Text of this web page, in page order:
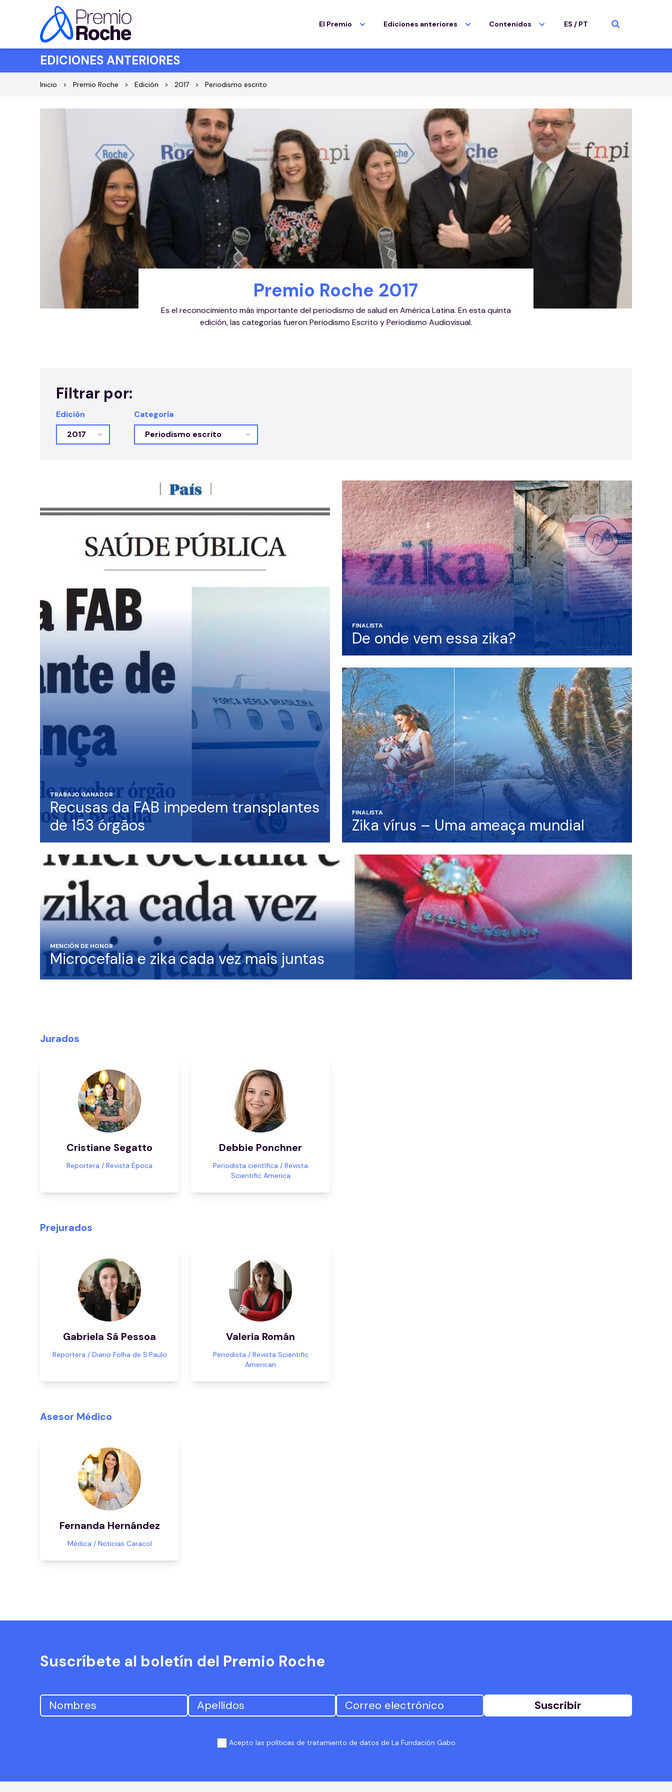
Saltar al contenido
El Premio Ediciones anteriores Contenidos ES / PT
EDICIONES ANTERIORES
Inicio Premio Roche Edición 2017 Periodismo escrito
Premio Roche 2017
Es el reconocimiento más importante del periodismo de salud en América Latina. En esta quinta
edición, las categorías fueron Periodismo Escrito y Periodismo Audiovisual.
Filtrar por:
Edición Categoría
TRABAJO GANADOR
Recusas da FAB impedem transplantes
de 153 órgãos
FINALISTA
De onde vem essa zika?
FINALISTA
Zika vírus – Uma ameaça mundial
MENCIÓN DE HONOR
Microcefalia e zika cada vez mais juntas
Jurados
Cristiane Segatto
Reportera / Revista Época
Debbie Ponchner
Periodista científica / Revista
Scientific America
Prejurados
Gabriela Sá Pessoa
Reportera / Diario Folha de S.Paulo
Valeria Román
Periodista / Revista Scientific
American
Asesor Médico
Fernanda Hernández
Médica / Noticias Caracol
Suscríbete al boletín del Premio Roche
Suscribir
Acepto las políticas de tratamiento de datos de La Fundación Gabo